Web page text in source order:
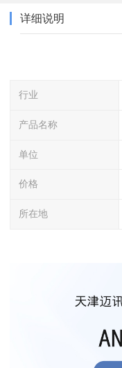
详细说明
行业
产品名称
单位
价格
所在地